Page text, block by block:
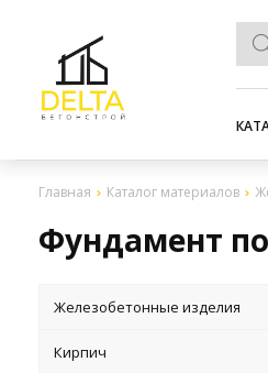
Главная Каталог материалов
Фундамент
Железобетонные изделия
Кирпич